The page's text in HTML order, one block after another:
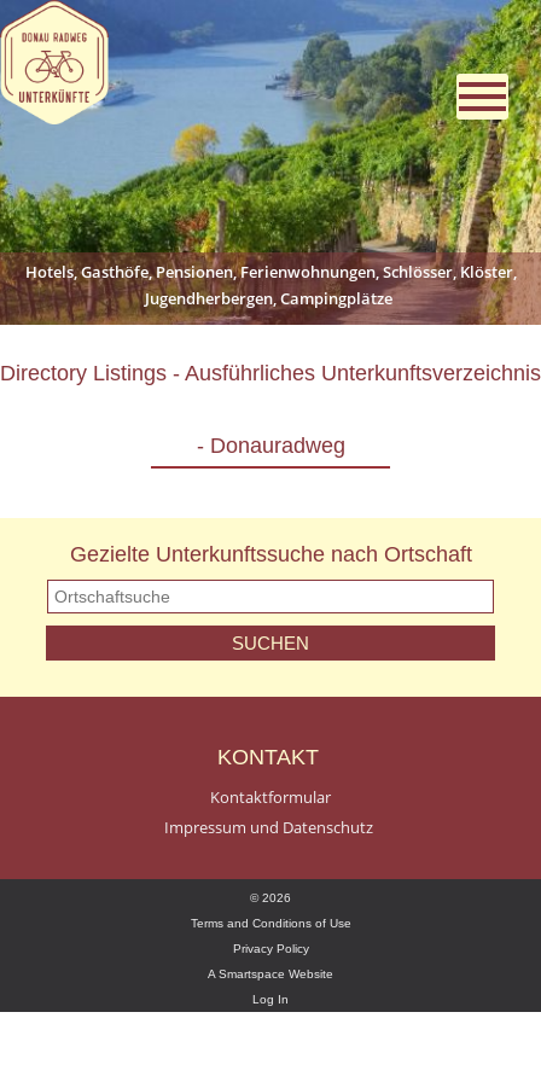
Hotels, Gasthöfe, Pensionen, Ferienwohnungen, Schlösser, Klöster,
Jugendherbergen, Campingplätze
Directory Listings - Ausführliches Unterkunftsverzeichnis
- Donauradweg
Gezielte Unterkunftssuche nach Ortschaft
KONTAKT
Kontaktformular
Impressum und Datenschutz
© 2026
Terms and Conditions of Use
Privacy Policy
A Smartspace Website
Log In